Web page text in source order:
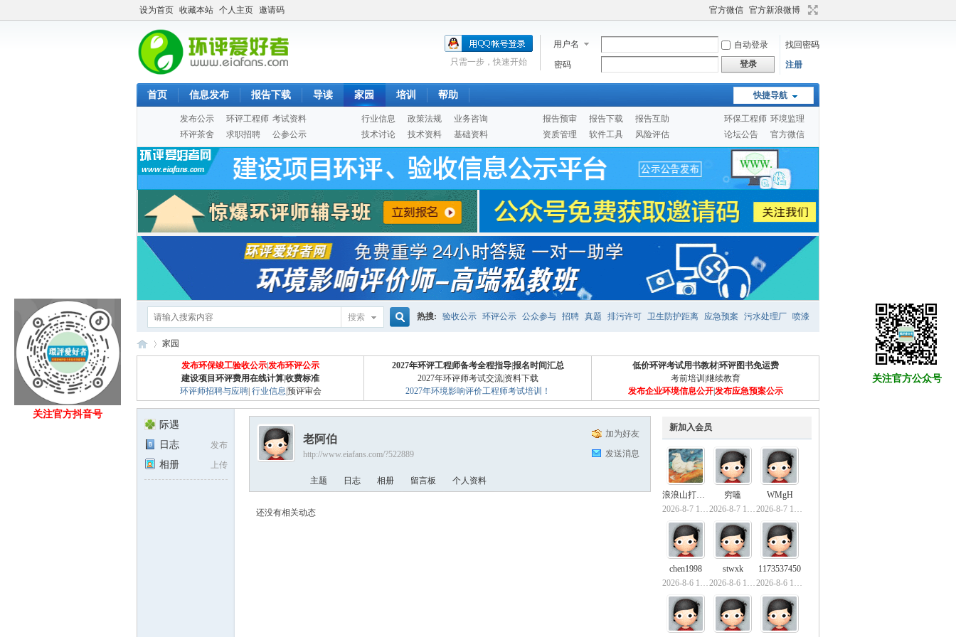
设为首页 收藏本站 个人主页 邀请码 官方微信 官方新浪微博
用户名 自动登录
找回密码
密码
登录 注册
只需一步，快速开始
快捷导航
首页 信息发布 报告下载 导读 家园 培训 帮助
发布公示 环评工程师 考试资料
环评茶舍
求职招聘 公参公示
行业信息 政策法规
业务咨询
技术讨论
技术资料 基础资料
报告预审 报告下载
报告互助
资质管理
软件工具 风险评估
环保工程师 环境监理
论坛公告
官方微信
搜索
索
热搜: 验收公示 环评公示 公众参与 招聘 真题 排污许可 卫生防护距离 应急预案 污水处理厂 喷漆
家园
发布环保竣工验收公示发布环评公示
建设项目环评费用在线计算收费标准
环评师招聘与应聘| 行业信息 预评审会
2027年环评工程师备考全程指导|报名时间汇总
2027年环评师考试交流| 资料下载
2027年环境影响评价工程师考试培训！
低价环评考试用书教材|环评图书免运费
考前培训 继续教育
发布企业环境信息公开|发布应急预案公示
际遇
发布
日志
上传
相册
新加入会员
浪浪山打工兔
2026-8-7 15:33
穷嗑
2026-8-7 14:08
WMgH
2026-8-7 10:08
chen1998
2026-8-6 15:45
stwxk
2026-8-6 15:19
1173537450
2026-8-6 13:35
加为好友
发送消息
老阿伯
http://www.eiafans.com/?522889
主题 日志 相册 留言板 个人资料
还没有相关动态
关注官方公众号
关注官方抖音号